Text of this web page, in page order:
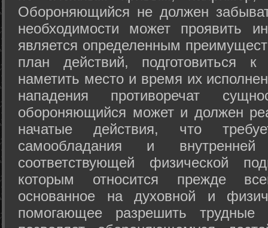
Обороняющийся не должен
необходимости может проявить
является определенным
план действий, подготовиться
наметить место и время их
нападения противоречат
обороняющийся может и должен
начатые действия, что
самообладания и
соответствующей физической
которым относится прежде
основанное на духовной и
помогающее разрешить